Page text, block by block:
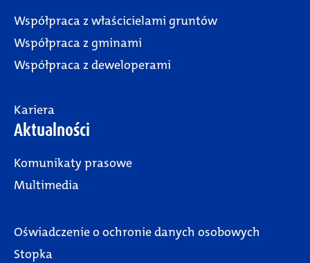
Współpraca z właścicielami gruntów
Współpraca z gminami
Współpraca z deweloperami
Kariera
Aktualności
Komunikaty prasowe
Multimedia
Oświadczenie o ochronie danych osobowych
Stopka